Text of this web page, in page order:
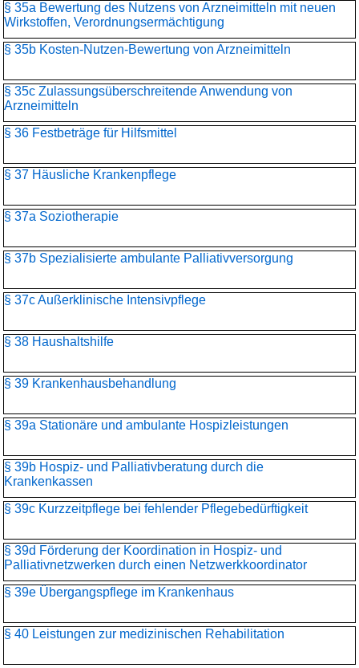
§ 35a Bewertung des Nutzens von Arzneimitteln mit neuen
Wirkstoffen, Verordnungsermächtigung
§ 35b Kosten-Nutzen-Bewertung von Arzneimitteln
§ 35c Zulassungsüberschreitende Anwendung von
Arzneimitteln
§ 36 Festbeträge für Hilfsmittel
§ 37 Häusliche Krankenpflege
§ 37a Soziotherapie
§ 37b Spezialisierte ambulante Palliativversorgung
§ 37c Außerklinische Intensivpflege
§ 38 Haushaltshilfe
§ 39 Krankenhausbehandlung
§ 39a Stationäre und ambulante Hospizleistungen
§ 39b Hospiz- und Palliativberatung durch die
Krankenkassen
§ 39c Kurzzeitpflege bei fehlender Pflegebedürftigkeit
§ 39d Förderung der Koordination in Hospiz- und
Palliativnetzwerken durch einen Netzwerkkoordinator
§ 39e Übergangspflege im Krankenhaus
§ 40 Leistungen zur medizinischen Rehabilitation